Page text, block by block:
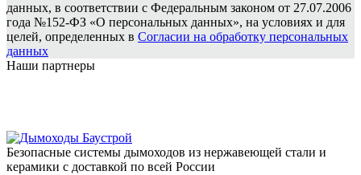
данных, в соответствии с Федеральным законом от 27.07.2006
года №152-ФЗ «О персональных данных», на условиях и для
целей, определенных в Согласии на обработку персональных
данных
Наши партнеры
Безопасные системы дымоходов из нержавеющей стали и
керамики с доставкой по всей России